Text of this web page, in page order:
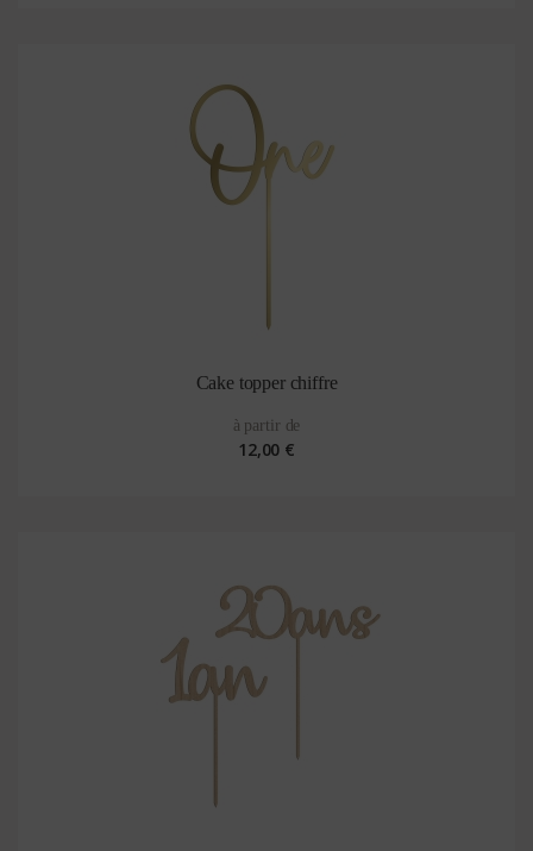
Cake topper chiffre
à partir de
12,00 €